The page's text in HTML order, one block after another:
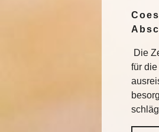
Die
für